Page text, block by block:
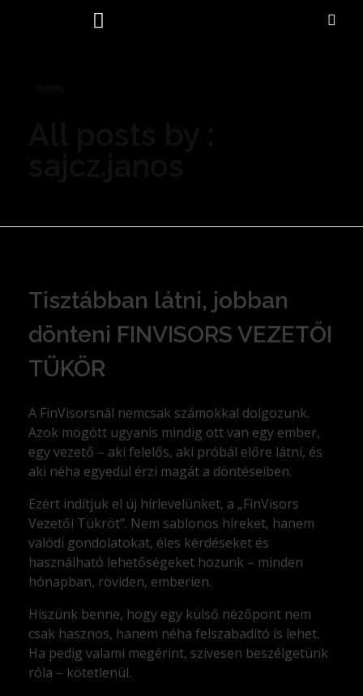
Tisztábban látni, jobban
dönteni FINVISORS VEZETŐI
TÜKÖR
A FinVisorsnál nemcsak számokkal dolgozunk.
Azok mögött ugyanis mindig ott van egy ember,
egy vezető – aki felelős, aki próbál előre látni, és
aki néha egyedül érzi magát a döntéseiben.
Ezért indítjuk el új hírlevelünket, a „FinVisors
Vezetői Tükröt”. Nem sablonos híreket, hanem
valódi gondolatokat, éles kérdéseket és
használható lehetőségeket hozunk – minden
hónapban, röviden, emberien.
Hiszünk benne, hogy egy külső nézőpont nem
csak hasznos, hanem néha felszabadító is lehet.
Ha pedig valami megérint, szívesen beszélgetünk
róla – kötetlenül.